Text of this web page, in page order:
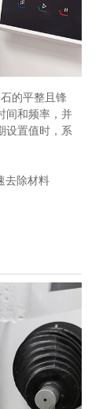
的平整且锋
间和频率，并
设置值时，系
去除材料